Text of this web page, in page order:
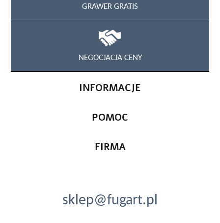
GRAWER GRATIS
NEGOCJACJA CENY
INFORMACJE
POMOC
FIRMA
sklep@fugart.pl